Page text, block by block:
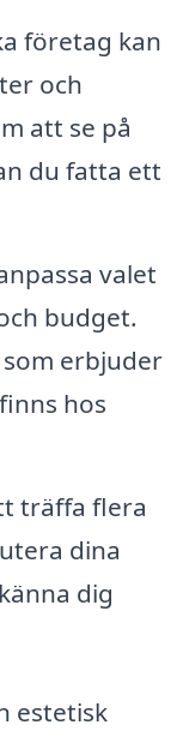
företag kan
och
att se på
du fatta ett
valet
budget.
erbjuder
hos
träffa flera
dina
dig
estetisk